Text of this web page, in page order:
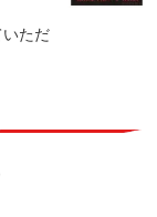
いただ